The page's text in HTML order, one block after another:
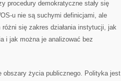
procedury demokratyczne stały się
u nie są suchymi definicjami, ale
się zakres działania instytucji, jak
i jak można je analizować bez
obszary życia publicznego. Polityka jest